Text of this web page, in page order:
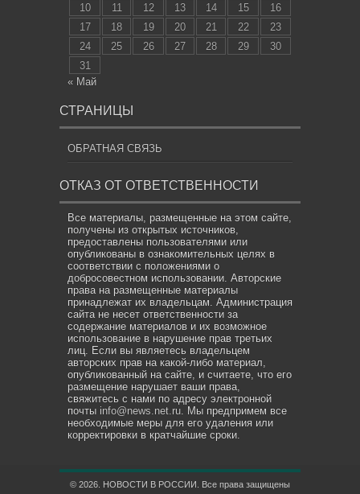
10
11 12 13 14 15
16
17
18 19 20 21 22
23
24
25 26 27 28 29
30
31
« Май
СТРАНИЦЫ
ОБРАТНАЯ СВЯЗЬ
ОТКАЗ ОТ ОТВЕТСТВЕННОСТИ
Все материалы, размещенные на этом сайте,
получены из открытых источников,
предоставлены пользователями или
опубликованы в ознакомительных целях в
соответствии с положениями о
добросовестном использовании. Авторские
права на размещенные материалы
принадлежат их владельцам. Администрация
сайта не несет ответственности за
содержание материалов и их возможное
использование в нарушение прав третьих
лиц. Если вы являетесь владельцем
авторских прав на какой-либо материал,
опубликованный на сайте, и считаете, что его
размещение нарушает ваши права,
свяжитесь с нами по адресу электронной
почты info@news.net.ru . Мы предпримем все
необходимые меры для его удаления или
корректировки в кратчайшие сроки.
© 2026. НОВОСТИ В РОССИИ. Все права защищены